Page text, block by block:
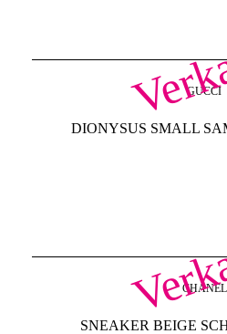
GUCCI
DIONYSUS SMALL
CHANEL
SNEAKER BEIGE